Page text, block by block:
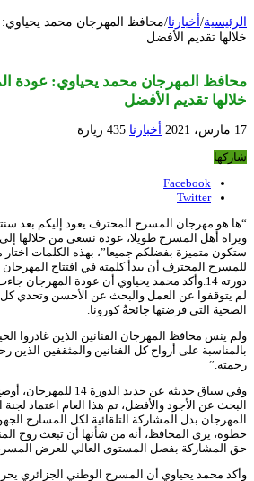
الرئيسية/ أخبارنا/محافظ المهرجان محمد
خلالها تقديم الأفضل
محافظ المهرجان محمد يحياوي: عودة
خلالها تقديم الأفضل
17 مارس، 2021 أخبارنا 435 زيارة
شاركها
Facebook
Twitter
“ها هو مهرجان المسرح المحترف يعود إليكم بعد
ويراه أهل المسرح طويلا، عودة نسعى من خلالها
ستكون متميزة بفضلكم جميعا”، بهذه الكلمات
للمسرح المحترف أن يبدأ كلمته في افتتاح
دورته 14.وأكد محمد يحياوي أن عودة المهرجان
لم يتوقفوا عن العمل والبحث عن الأحسن وتحدي
الصحية التي فرضتها جائحةُ كورونا.
ولم ينس محافظ المهرجان الفنانين الذين غادروا
بالمناسبة على أرواح كل الفنانين والمثقفين الذين
رحمته.”
وفي سياق حديثه عن جديد
البحث عن الأجود والأفضل، تم هذا العام اعتماد
المهرجان بدل المشاركة التلقائية لكل المسارح
خطوة، يرى المحافظ، أنه من شأنها أن تبعث روح
حق المشاركة بفضل المستوى العالي للعرض
وأكد محمد يحياوي أن المسرح الوطني الجزائري